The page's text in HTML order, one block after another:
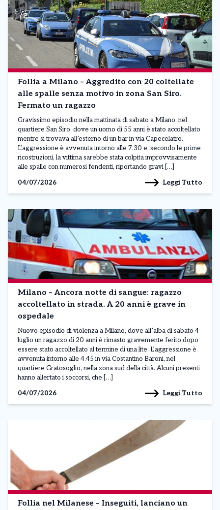
Follia a Milano – Aggredito con 20 coltellate
alle spalle senza motivo in zona San Siro.
Fermato un ragazzo
Gravissimo episodio nella mattinata di sabato a Milano, nel
quartiere San Siro, dove un uomo di 55 anni è stato accoltellato
mentre si trovava all’esterno di un bar in via Capecelatro.
L’aggressione è avvenuta intorno alle 7.30 e, secondo le prime
ricostruzioni, la vittima sarebbe stata colpita improvvisamente
alle spalle con numerosi fendenti, riportando gravi […]
04/07/2026
Leggi Tutto
Milano – Ancora notte di sangue: ragazzo
accoltellato in strada. A 20 anni è grave in
ospedale
Nuovo episodio di violenza a Milano, dove all’alba di sabato 4
luglio un ragazzo di 20 anni è rimasto gravemente ferito dopo
essere stato accoltellato al termine di una lite. L’aggressione è
avvenuta intorno alle 4.45 in via Costantino Baroni, nel
quartiere Gratosoglio, nella zona sud della città. Alcuni presenti
hanno allertato i soccorsi, che […]
04/07/2026
Leggi Tutto
Follia nel Milanese – Inseguiti, lanciano un